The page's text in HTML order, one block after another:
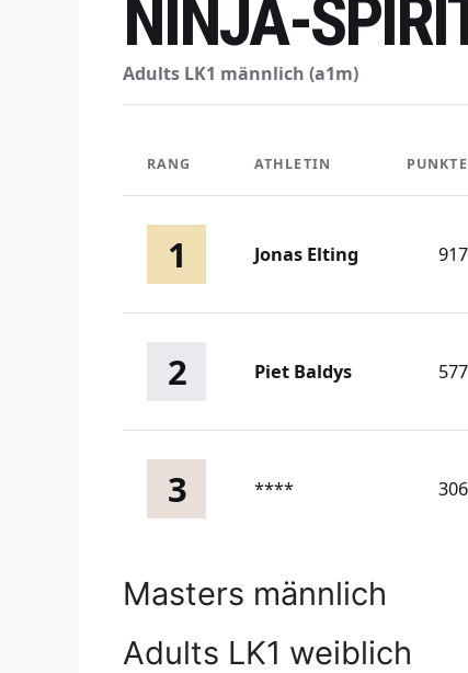
NINJA-
Adults LK1 männlich (a1m)
RANG ATHLETIN PUNKTE
1 Jonas Elting 917
2 Piet Baldys 577
3 **** 306
Masters männlich
Adults LK1 weiblich